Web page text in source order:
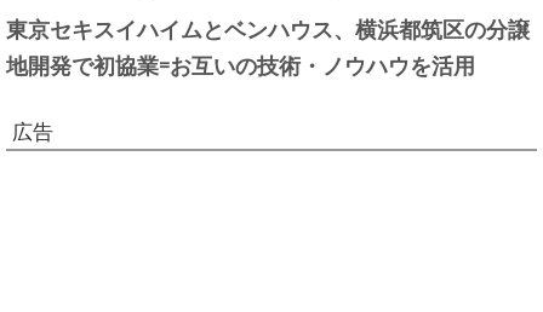
東京セキスイハイムとベンハウス、横浜都筑区の分譲
地開発で初協業=お互いの技術・ノウハウを活用
広告